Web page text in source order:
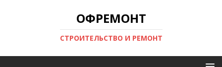
ОФРЕМОНТ
СТРОИТЕЛЬСТВО И РЕМОНТ